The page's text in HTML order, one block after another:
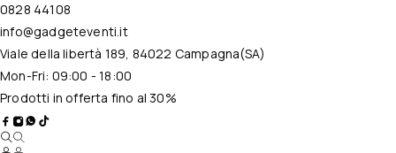
0828 44108
info@gadgeteventi.it
Viale della libertà 189, 84022 Campagna(SA)
Mon-Fri: 09:00 - 18:00
Prodotti in offerta fino al 30%